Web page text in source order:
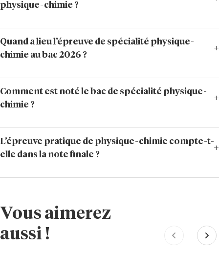
physique-chimie ?
Quand a lieu l’épreuve de spécialité physique-
chimie au bac 2026 ?
Comment est noté le bac de spécialité physique-
chimie ?
L’épreuve pratique de physique-chimie compte-t-
elle dans la note finale ?
Vous aimerez
aussi !